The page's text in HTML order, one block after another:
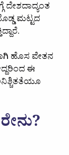
ದೇಶದಾದ್ಯಂತ
ಮಟ್ಟದ
ಹೊಸ ವೇತನ
ಈ